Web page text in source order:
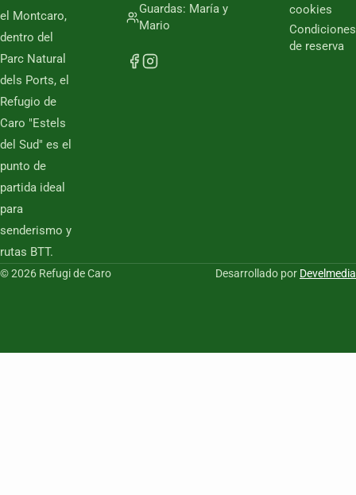
el Montcaro,
dentro del
Parc Natural
dels Ports, el
Refugio de
Caro "Estels
del Sud" es el
punto de
partida ideal
para
senderismo y
rutas BTT.
Guardas: María y
Mario
cookies
Condiciones
de reserva
© 2026 Refugi de Caro Desarrollado por Develmedia